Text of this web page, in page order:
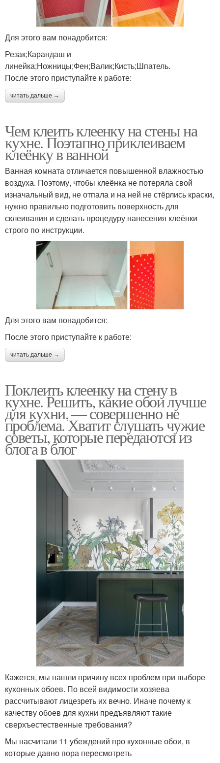
Для этого вам понадобится:
Резак;Карандаш и
линейка;Ножницы;Фен;Валик;Кисть;Шпатель.
После этого приступайте к работе:
читать дальше →
Чем клеить клеенку на стены на
кухне. Поэтапно приклеиваем
клеёнку в ванной
Ванная комната отличается повышенной влажностью
воздуха. Поэтому, чтобы клеёнка не потеряла свой
изначальный вид, не отпала и на ней не стёрлись краски,
нужно правильно подготовить поверхность для
склеивания и сделать процедуру нанесения клеёнки
строго по инструкции.
Для этого вам понадобится:
После этого приступайте к работе:
читать дальше →
Поклеить клеенку на стену в
кухне. Решить, какие обои лучше
для кухни, — совершенно не
проблема. Хватит слушать чужие
советы, которые передаются из
блога в блог
Кажется, мы нашли причину всех проблем при выборе
кухонных обоев. По всей видимости хозяева
рассчитывают лицезреть их вечно. Иначе почему к
качеству обоев для кухни предъявляют такие
сверхъестественные требования?
Мы насчитали 11 убеждений про кухонные обои, в
которые давно пора пересмотреть